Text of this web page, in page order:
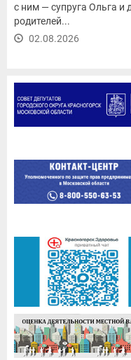
с ним — супруга Ольга и
родителей...
02.08.2026